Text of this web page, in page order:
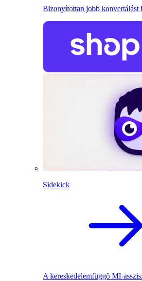
Bizonyítottan jobb konvertálást
Sidekick
A kereskedelemfüggő MI-